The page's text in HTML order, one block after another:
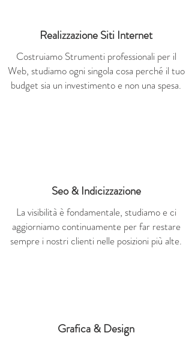
Realizzazione Siti Internet
Costruiamo Strumenti professionali per il
Web, studiamo ogni singola cosa perché il tuo
budget sia un investimento e non una spesa.
Seo & Indicizzazione
La visibilità è fondamentale, studiamo e ci
aggiorniamo continuamente per far restare
sempre i nostri clienti nelle posizioni più alte.
Grafica & Design